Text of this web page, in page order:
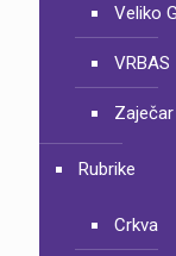
Veliko
VRBAS
Zaječar
Rubrike
Crkva